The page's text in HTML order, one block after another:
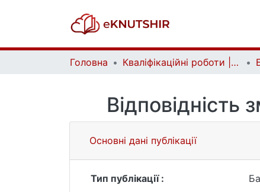
Головна Кваліфікаційні роботи | Qualifying works
Відповідність
Основні дані публікації
Тип публікації :